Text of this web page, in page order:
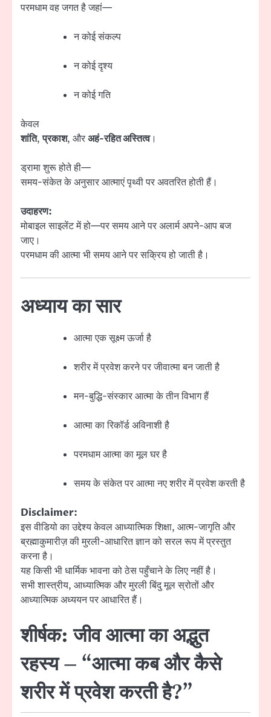
परमधाम वह जगत है जहां—
न कोई संकल्प
न कोई दृश्य
न कोई गति
केवल
शांति,प्रकाश, औरअहं-रहित अस्तित्व।
ड्रामा शुरू होते ही—
समय-संकेत के अनुसार आत्माएं पृथ्वी पर अवतरित होती हैं।
उदाहरण:
मोबाइल साइलेंट में हो—पर समय आने पर अलार्म अपने-आप बज
जाए।
परमधाम की आत्मा भी समय आने पर सक्रिय हो जाती है।
अध्याय का सार
आत्मा एक सूक्ष्म ऊर्जा है
शरीर में प्रवेश करने पर जीवात्मा बन जाती है
मन-बुद्धि-संस्कार आत्मा के तीन विभाग हैं
आत्मा का रिकॉर्ड अविनाशी है
परमधाम आत्मा का मूल घर है
समय के संकेत पर आत्मा नए शरीर में प्रवेश करती है
Disclaimer:
इस वीडियो का उद्देश्य केवल आध्यात्मिक शिक्षा, आत्म-जागृति और
ब्रह्माकुमारीज़ की मुरली-आधारित ज्ञान को सरल रूप में प्रस्तुत
करना है।
यह किसी भी धार्मिक भावना को ठेस पहुँचाने के लिए नहीं है।
सभी शास्त्रीय, आध्यात्मिक और मुरली बिंदु मूल स्रोतों और
आध्यात्मिक अध्ययन पर आधारित हैं।
शीर्षक: जीव आत्मा का अद्भुत
रहस्य – “आत्मा कब और कैसे
शरीर में प्रवेश करती है?”